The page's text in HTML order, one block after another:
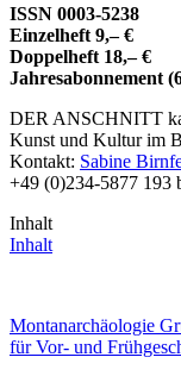
ISSN 0003-5238
Einzelheft 9,– €
Doppelheft 18,– €
Jahresabonnement
DER ANSCHNITT
Kunst und Kultur im
Kontakt: Sabine
+49 (0)234-5877 193
Inhalt
Inhalt
Montanarchäologie
für Vor- und